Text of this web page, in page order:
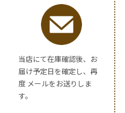
当店にて在庫確認後、お
届け予定日を確定し、再
度 メールをお送りしま
す。